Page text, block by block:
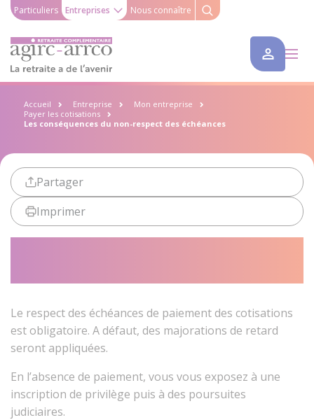
Particuliers Entreprises Nous connaître
Accueil Entreprise
Mon entreprise
Payer les cotisations
Les conséquences du non-respect des échéances
Partager
Imprimer
Le respect des échéances de paiement des cotisations
est obligatoire. A défaut, des majorations de retard
seront appliquées.
En l’absence de paiement, vous vous exposez à une
inscription de privilège puis à des poursuites
judiciaires.